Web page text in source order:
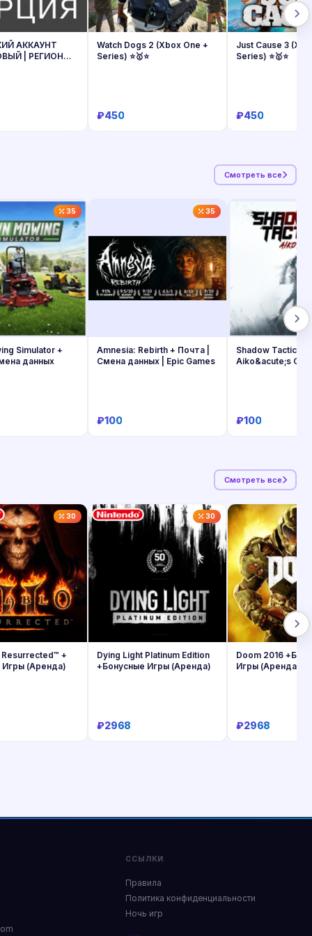
АККАУНТ
| РЕГИОН
Watch Dogs 2 (Xbox One +
Series) ⭐🥇⭐
₽450
Just Cause 3
Series) ⭐🥇⭐
₽450
Смотреть все
35
Simulator +
данных
35
Amnesia: Rebirth + Почта |
Смена данных | Epic Games
₽100
Shadow Tactics —
Aiko&acute;s
₽100
Смотреть все
30
Resurrected™ +
Игры (Аренда)
30
Dying Light Platinum Edition
+Бонусные Игры (Аренда)
₽2968
Doom 2016
Игры (Аренда)
₽2968
ССЫЛКИ
Правила
Политика конфиденциальности
Ночь игр